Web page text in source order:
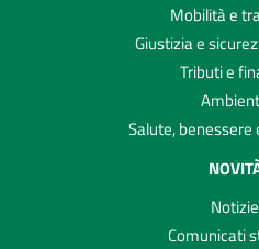
Mobilità e
Giustizia e
Tributi e
Salute, benessere
Notizie
Comunicati